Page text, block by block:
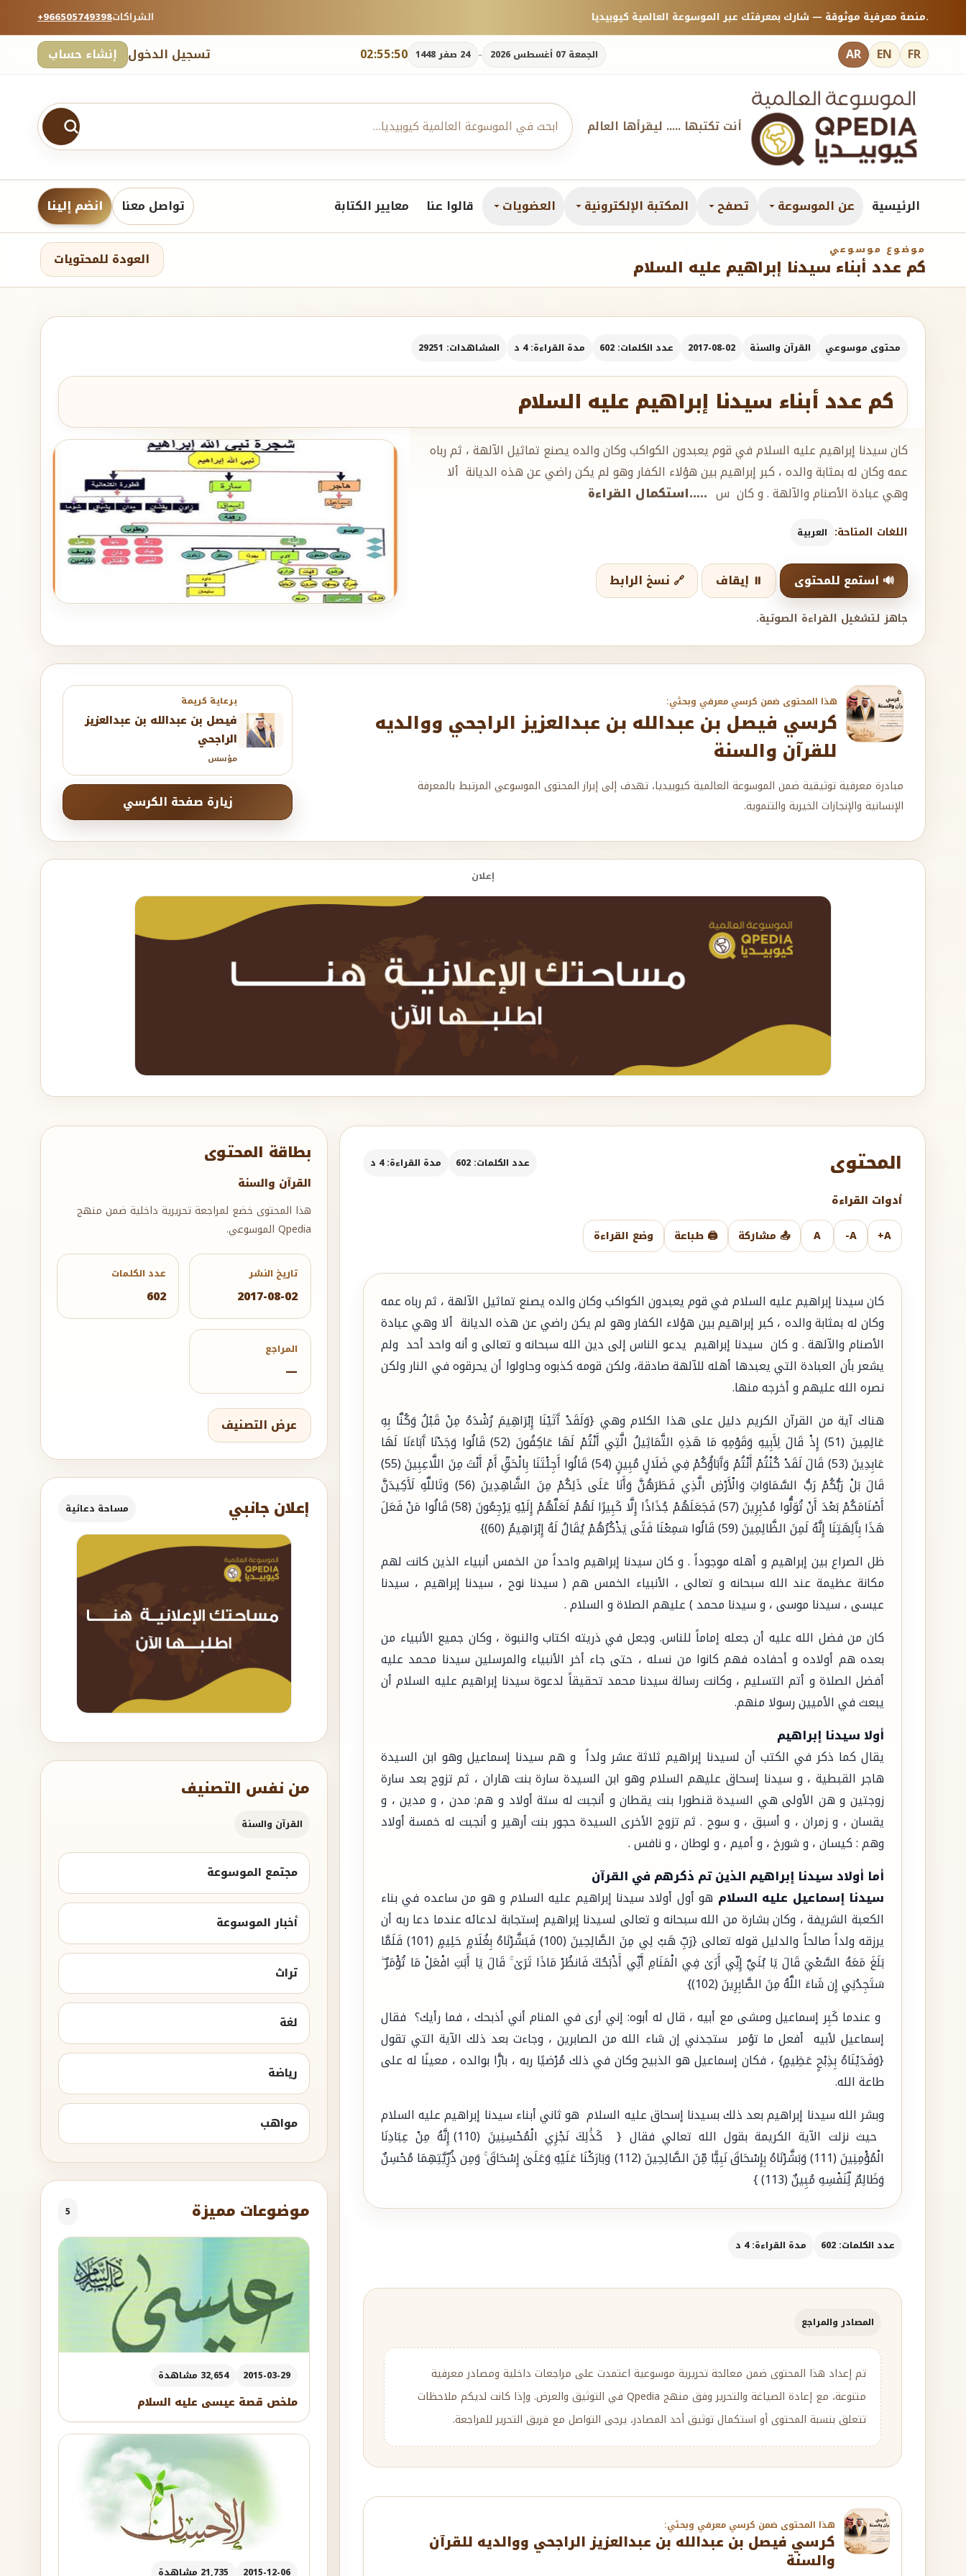
+966505749398الشراكات منصة معرفية موثوقة — شارك بمعرفتك عبر الموسوعة العالمية كيوبيديا.
تسجيل الدخول إنشاء حساب 02:55:51 الجمعة 07 أغسطس 2026 - 24 صفر 1448 AR EN FR
أنت تكتبها ..... ليقرأها العالم
الرئيسية عن الموسوعة تصفح المكتبة الإلكترونية العضويات قالوا عنا معايير الكتابة تواصل معنا انضم إلينا
موضوع موسوعي
كم عدد أبناء سيدنا إبراهيم عليه السلام العودة للمحتويات
محتوى موسوعي القرآن والسنة 2017-08-02 عدد الكلمات: 602 مدة القراءة: 4 د المشاهدات: 29251
كم عدد أبناء سيدنا إبراهيم عليه السلام
كان سيدنا إبراهيم عليه السلام في قوم يعبدون الكواكب وكان والده يصنع تماثيل الآلهة ، ثم رباه
عمه وكان له بمثابة والده ، كبر إبراهيم بين هؤلاء الكفار وهو لم يكن راضي عن هذه الديانة ألا
وهي عبادة الأصنام والآلهة . و كان س .....استكمال القراءة
اللغات المتاحة: العربية
🔊 استمع للمحتوى ⏸️ إيقاف 🔗 نسخ الرابط
جاهز لتشغيل القراءة الصوتية.
هذا المحتوى ضمن كرسي معرفي وبحثي:
كرسي فيصل بن عبدالله بن عبدالعزيز الراجحي ووالديه
للقرآن والسنة
مبادرة معرفية توثيقية ضمن الموسوعة العالمية كيوبيديا، تهدف إلى إبراز المحتوى الموسوعي المرتبط بالمعرفة
الإنسانية والإنجازات الخيرية والتنموية.
برعاية كريمة
فيصل بن عبدالله بن عبدالعزيز
الراجحي
مؤسس
زيارة صفحة الكرسي
إعلان
بطاقة المحتوى
القرآن والسنة
هذا المحتوى خضع لمراجعة تحريرية داخلية ضمن منهج
Qpedia الموسوعي.
تاريخ النشر
2017-08-02
عدد الكلمات
602
المراجع
—
عرض التصنيف
إعلان جانبي مساحة دعائية
من نفس التصنيف
القرآن والسنة
مجتمع الموسوعة
أخبار الموسوعة
تراث
لغة
رياضة
مواهب
موضوعات مميزة 5
2015-03-29 32,654 مشاهدة
ملخص قصة عيسى عليه السلام
2015-12-06 21,735 مشاهدة
المحتوى عدد الكلمات: 602 مدة القراءة: 4 د
أدوات القراءة
A+
A-
A 📤 مشاركة 🖨️ طباعة وضع القراءة
كان سيدنا إبراهيم عليه السلام في قوم يعبدون الكواكب وكان والده يصنع تماثيل الآلهة ، ثم رباه عمه
وكان له بمثابة والده ، كبر إبراهيم بين هؤلاء الكفار وهو لم يكن راضي عن هذه الديانة ألا وهي عبادة
الأصنام والآلهة . و كان سيدنا إبراهيم يدعو الناس إلى دين الله سبحانه و تعالى و أنه واحد أحد ولم
يشعر بأن العبادة التي يعبدها أهله للآلهة صادقة، ولكن قومه كذبوه وحاولوا أن يحرقوه في النار ولكن
نصره الله عليهم و أخرجه منها.
هناك آية من القرآن الكريم دليل على هذا الكلام وهي {وَلَقَدْ آَتَيْنَا إِبْرَاهِيمَ رُشْدَهُ مِنْ قَبْلُ وَكُنَّا بِهِ
عَالِمِينَ (51) إِذْ قَالَ لِأَبِيهِ وَقَوْمِهِ مَا هَذِهِ التَّمَاثِيلُ الَّتِي أَنْتُمْ لَهَا عَاكِفُونَ (52) قَالُوا وَجَدْنَا آَبَاءَنَا لَهَا
عَابِدِينَ (53) قَالَ لَقَدْ كُنْتُمْ أَنْتُمْ وَآَبَاؤُكُمْ فِي ضَلَالٍ مُبِينٍ (54) قَالُوا أَجِئْتَنَا بِالْحَقِّ أَمْ أَنْتَ مِنَ اللَّاعِبِينَ (55)
قَالَ بَلْ رَبُّكُمْ رَبُّ السَّمَاوَاتِ وَالْأَرْضِ الَّذِي فَطَرَهُنَّ وَأَنَا عَلَى ذَلِكُمْ مِنَ الشَّاهِدِينَ (56) وَتَاللَّهِ لَأَكِيدَنَّ
أَصْنَامَكُمْ بَعْدَ أَنْ تُوَلُّوا مُدْبِرِينَ (57) فَجَعَلَهُمْ جُذَاذًا إِلَّا كَبِيرًا لَهُمْ لَعَلَّهُمْ إِلَيْهِ يَرْجِعُونَ (58) قَالُوا مَنْ فَعَلَ
هَذَا بِآَلِهَتِنَا إِنَّهُ لَمِنَ الظَّالِمِينَ (59) قَالُوا سَمِعْنَا فَتًى يَذْكُرُهُمْ يُقَالُ لَهُ إِبْرَاهِيمُ (60)}
ظل الصراع بين إبراهيم و أهله موجوداً . و كان سيدنا إبراهيم واحداً من الخمس أنبياء الذين كانت لهم
مكانة عظيمة عند الله سبحانه و تعالى ، الأنبياء الخمس هم ( سيدنا نوح ، سيدنا إبراهيم ، سيدنا
عيسى ، سيدنا موسى ، و سيدنا محمد ) عليهم الصلاة و السلام .
كان من فضل الله عليه أن جعله إماماً للناس. وجعل في ذريته اكتاب والنبوة ، وكان جميع الأنبياء من
بعده هم أولاده و أحفاده فهم كانوا من نسله ، حتى جاء أخر الأنبياء والمرسلين سيدنا محمد عليه
أفضل الصلاة و أتم التسليم ، وكانت رسالة سيدنا محمد تحقيقاً لدعوة سيدنا إبراهيم عليه السلام أن
يبعث في الأميين رسولا منهم.
أولا سيدنا إبراهيم
يقال كما ذكر في الكتب أن لسيدنا إبراهيم ثلاثة عشر ولداً و هم سيدنا إسماعيل وهو ابن السيدة
هاجر القبطية ، و سيدنا إسحاق عليهم السلام وهو ابن السيدة سارة بنت هاران ، ثم تزوج بعد سارة
زوجتين و هن الأولى هي السيدة قنطورا بنت يقطان و أنجبت له ستة أولاد و هم: مدن ، و مدين ، و
يقسان ، و زمران ، و أسبق ، و سوح . ثم تزوج الأخرى السيدة حجور بنت أرهير و أنجبت له خمسة أولاد
وهم : كيسان ، و شورخ ، و أميم ، و لوطان ، و نافس .
أما أولاد سيدنا إبراهيم الذين تم ذكرهم في القرآن
سيدنا إسماعيل عليه السلام هو أول أولاد سيدنا إبراهيم عليه السلام و هو من ساعده في بناء
الكعبة الشريفة ، وكان بشارة من الله سبحانه و تعالى لسيدنا إبراهيم إستجابة لدعائه عندما دعا ربه أن
يرزقه ولداً صالحاً والدليل قوله تعالى {رَبِّ هَبْ لِي مِنَ الصَّالِحِينَ (100) فَبَشَّرْنَاهُ بِغُلَامٍ حَلِيمٍ (101) فَلَمَّا
بَلَغَ مَعَهُ السَّعْيَ قَالَ يَا بُنَيَّ إِنِّي أَرَىٰ فِي الْمَنَامِ أَنِّي أَذْبَحُكَ فَانظُرْ مَاذَا تَرَىٰ ۚ قَالَ يَا أَبَتِ افْعَلْ مَا تُؤْمَرُ ۖ
سَتَجِدُنِي إِن شَاءَ اللَّهُ مِنَ الصَّابِرِينَ (102)}
و عندما كَبِر إسماعيل ومشى مع أبيه ، قال له أبوه: إني أرى في المنام أني أذبحك ، فما رأيك؟ فقال
إسماعيل لأبيه أفعل ما تؤمر ستجدني إن شاء الله من الصابرين ، وجاءت بعد ذلك الآية التي تقول
{وَفَدَيْنَاهُ بِذِبْحٍ عَظِيمٍ} ، فكان إسماعيل هو الذبيح وكان في ذلك مُرْضيًا ربه ، بارًّا بوالده ، معينًا له على
طاعة الله.
وبشر الله سيدنا إبراهيم بعد ذلك بسيدنا إسحاق عليه السلام هو ثاني أبناء سيدنا إبراهيم عليه السلام
حيث نزلت الآية الكريمة بقول الله تعالي فقال { كَذَٰلِكَ نَجْزِي الْمُحْسِنِينَ (110) إِنَّهُ مِنْ عِبَادِنَا
الْمُؤْمِنِينَ (111) وَبَشَّرْنَاهُ بِإِسْحَاقَ نَبِيًّا مِّنَ الصَّالِحِينَ (112) وَبَارَكْنَا عَلَيْهِ وَعَلَىٰ إِسْحَاقَ ۚ وَمِن ذُرِّيَّتِهِمَا مُحْسِنٌ
وَظَالِمٌ لِّنَفْسِهِ مُبِينٌ (113) }
عدد الكلمات: 602 مدة القراءة: 4 د
المصادر والمراجع
تم إعداد هذا المحتوى ضمن معالجة تحريرية موسوعية اعتمدت على مراجعات داخلية ومصادر معرفية
متنوعة، مع إعادة الصياغة والتحرير وفق منهج Qpedia في التوثيق والعرض. وإذا كانت لديكم ملاحظات
تتعلق بنسبة المحتوى أو استكمال توثيق أحد المصادر، يرجى التواصل مع فريق التحرير للمراجعة.
هذا المحتوى ضمن كرسي معرفي وبحثي:
كرسي فيصل بن عبدالله بن عبدالعزيز الراجحي ووالديه للقرآن
والسنة